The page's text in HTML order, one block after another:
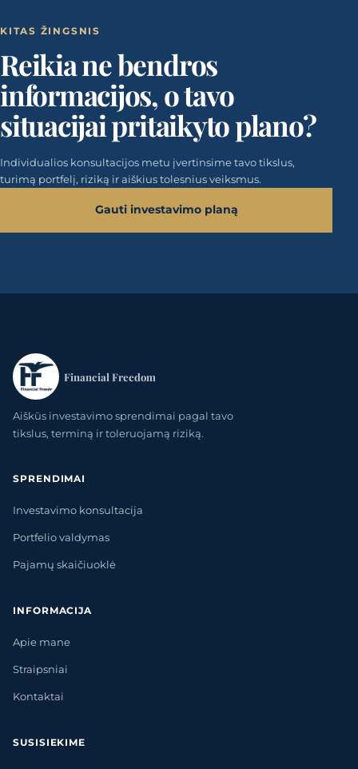
KITAS ŽINGSNIS
Reikia ne bendros
informacijos, o tavo
situacijai pritaikyto plano?
Individualios konsultacijos metu įvertinsime tavo tikslus,
turimą portfelį, riziką ir aiškius tolesnius veiksmus.
Gauti investavimo planą
Financial Freedom
Aiškūs investavimo sprendimai pagal tavo
tikslus, terminą ir toleruojamą riziką.
SPRENDIMAI
Investavimo konsultacija
Portfelio valdymas
Pajamų skaičiuoklė
INFORMACIJA
Apie mane
Straipsniai
Kontaktai
SUSISIEKIME